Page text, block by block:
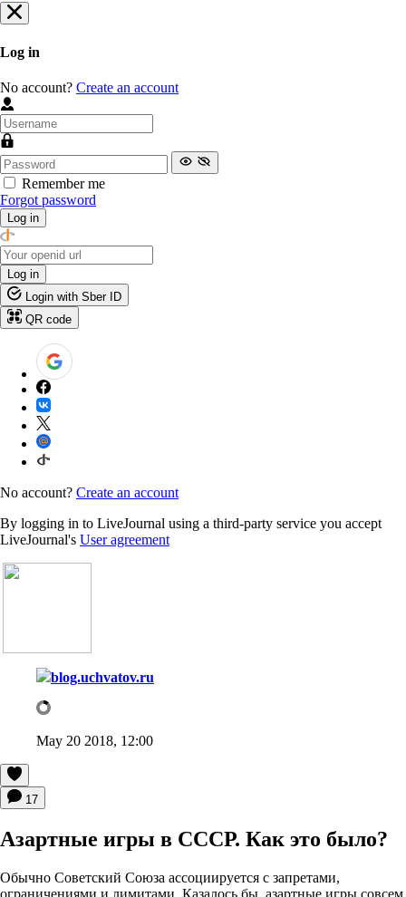
Log in
No account? Create an account
Remember me
Forgot password
Log in
Log in
Login with Sber ID
QR code
No account? Create an account
By logging in to LiveJournal using a third-party service you accept
LiveJournal's User agreement
blog.uchvatov.ru
May 20 2018, 12:00
17
Азартные игры в СССР. Как это было?
Обычно Советский Союза ассоциируется с запретами,
ограничениями и лимитами. Казалось бы, азартные игры совсем